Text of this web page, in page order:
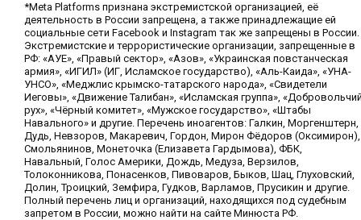
*Meta Platforms признана экстремистской организацией, её
деятельность в России запрещена, а также принадлежащие ей
социальные сети Facebook и Instagram так же запрещены в России.
Экстремистские и террористические организации, запрещенные в
РФ: «АУЕ», «Правый сектор», «Азов», «Украинская повстанческая
армия», «ИГИЛ» (ИГ, Исламское государство), «Аль-Каида», «УНА-
УНСО», «Меджлис крымско-татарского народа», «Свидетели
Иеговы», «Движение Талибан», «Исламская группа»,
рух», «Чёрный комитет», «Мужское государство», «Штабы
Навального» и другие. Перечень иноагентов: Галкин, Моргенштерн,
Дудь, Невзоров, Макаревич, Гордон, Мирон Фёдоров (Оксимирон),
Смольянинов, Монеточка (Елизавета Гардымова), ФБК,
Навальный, Голос Америки, Дождь, Медуза, Верзилов,
Толоконникова, Понасенков, Пивоваров, Быков, Шац, Глуховский,
Долин, Троицкий, Земфира, Гудков, Варламов, Прусикин и другие.
Полный перечень лиц и организаций, находящихся под судебным
запретом в России, можно найти на сайте Минюста РФ.